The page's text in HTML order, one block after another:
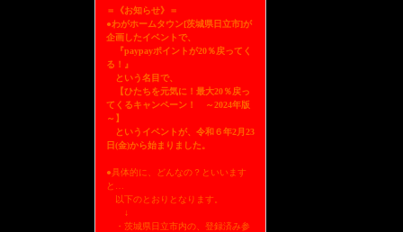
＝《お知らせ》＝
●わがホームタウン[茨城県日立市]が
企画したイベントで、
『paypayポイントが20％戻ってく
る！』
という名目で、
【ひたちを元気に！最大20％戻っ
てくるキャンペーン！ ～2024年版
～】
というイベントが、令和６年2月23
日(金)から始まりました。
●具体的に、どんなの？といいます
と…
以下のとおりとなります。
↓
・茨城県日立市内の、登録済み参